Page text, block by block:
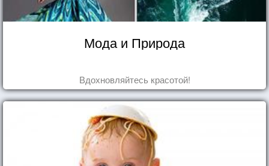
Мода и Природа
Вдохновляйтесь красотой!